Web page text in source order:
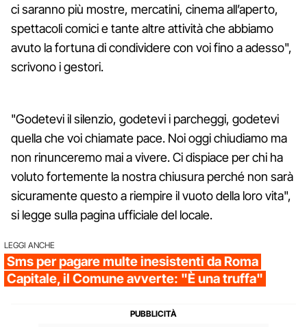
ci saranno più mostre, mercatini, cinema all’aperto,
spettacoli comici e tante altre attività che abbiamo
avuto la fortuna di condividere con voi fino a adesso",
scrivono i gestori.
"Godetevi il silenzio, godetevi i parcheggi, godetevi
quella che voi chiamate pace. Noi oggi chiudiamo ma
non rinunceremo mai a vivere. Ci dispiace per chi ha
voluto fortemente la nostra chiusura perché non sarà
sicuramente questo a riempire il vuoto della loro vita",
si legge sulla pagina ufficiale del locale.
LEGGI ANCHE
Sms per pagare multe inesistenti da Roma
Capitale, il Comune avverte: "È una truffa"